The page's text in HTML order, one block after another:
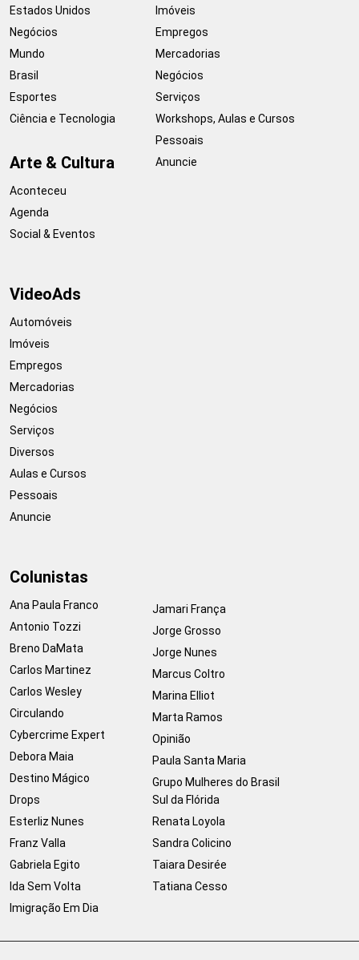
Estados Unidos
Negócios
Mundo
Brasil
Esportes
Ciência e Tecnologia
Arte & Cultura
Aconteceu
Agenda
Social & Eventos
Imóveis
Empregos
Mercadorias
Negócios
Serviços
Workshops, Aulas e Cursos
Pessoais
Anuncie
VideoAds
Automóveis
Imóveis
Empregos
Mercadorias
Negócios
Serviços
Diversos
Aulas e Cursos
Pessoais
Anuncie
Colunistas
Ana Paula Franco
Antonio Tozzi
Breno DaMata
Carlos Martinez
Carlos Wesley
Circulando
Cybercrime Expert
Debora Maia
Destino Mágico
Drops
Esterliz Nunes
Franz Valla
Gabriela Egito
Ida Sem Volta
Imigração Em Dia
Jamari França
Jorge Grosso
Jorge Nunes
Marcus Coltro
Marina Elliot
Marta Ramos
Opinião
Paula Santa Maria
Grupo Mulheres do Brasil
Sul da Flórida
Renata Loyola
Sandra Colicino
Taiara Desirée
Tatiana Cesso